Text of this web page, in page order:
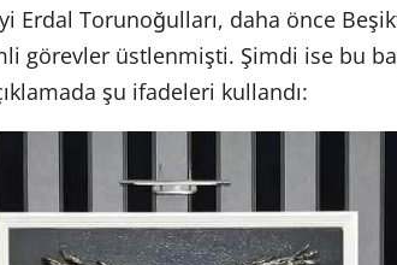
Erdal Torunoğulları, daha önce
görevler üstlenmişti. Şimdi ise bu
şu ifadeleri kullandı: